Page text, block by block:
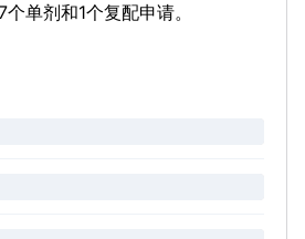
单剂和1个复配申请。